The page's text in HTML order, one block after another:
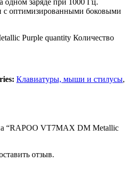
оптимизированными боковыми
Purple quantity Количество
Клавиатуры, мыши и стилусы,
“RAPOO VT7MAX DM Metallic
отзыв.